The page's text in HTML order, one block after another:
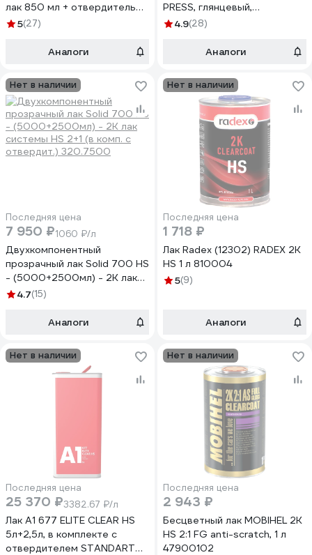
лак 850 мл + отвердитель
425 мл 4673755229321
5(27)
Аналоги
PRESS, глянцевый,
премиальный,
(лак: 1 л + отвердитель: 0,5
4.9(28)
Аналоги
Нет в наличии
Последняя цена
7 950 ₽1060 ₽/л
Двухкомпонентный
прозрачный лак Solid 700 HS
- (5000+2500мл) - 2K лак
системы HS 2+1 (в комп. с
4.7(15)
Аналоги
Нет в наличии
Последняя цена
1 718 ₽
Лак Radex (12302) RADEX 2K
HS 1 л 810004
5(9)
Аналоги
Нет в наличии
Последняя цена
25 370 ₽3382.67 ₽/л
Лак A1 677 ELITE CLEAR HS
5л+2,5л, в комплекте с
отвердителем STANDART
Нет в наличии
Последняя цена
2 943 ₽
Бесцветный лак MOBIHEL 2К
HS 2:1 FG anti-scratch, 1 л
47900102